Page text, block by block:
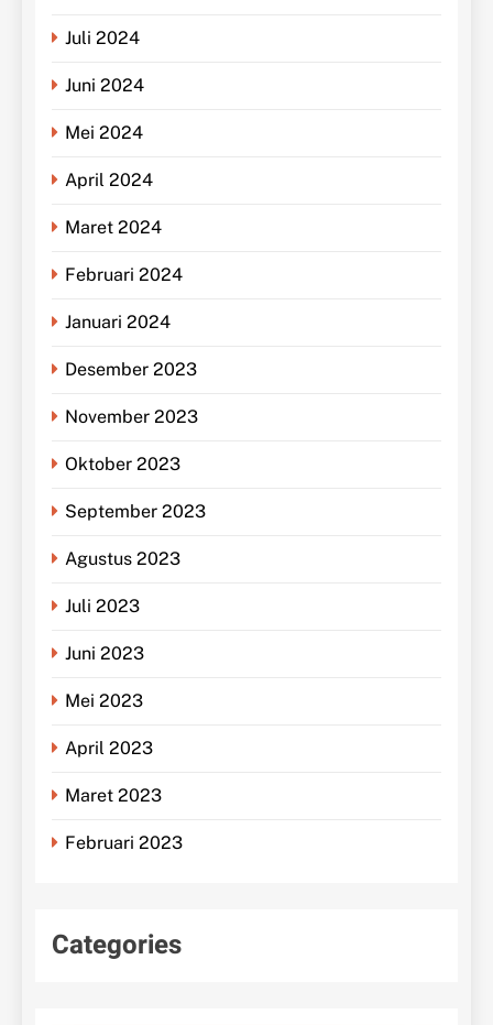
Juli 2024
Juni 2024
Mei 2024
April 2024
Maret 2024
Februari 2024
Januari 2024
Desember 2023
November 2023
Oktober 2023
September 2023
Agustus 2023
Juli 2023
Juni 2023
Mei 2023
April 2023
Maret 2023
Februari 2023
Categories